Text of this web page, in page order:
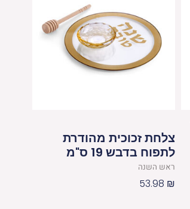
צלחת זכוכית מהודרת
לתפוח בדבש 19 ס"מ
ראש השנה
53.98 ₪